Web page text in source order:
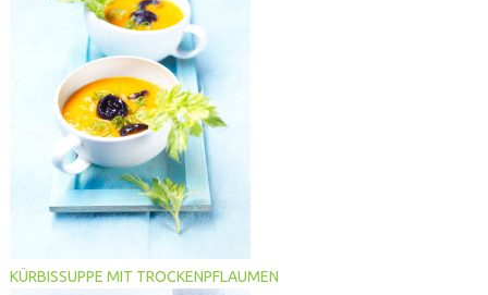
KÜRBISSUPPE MIT TROCKENPFLAUMEN